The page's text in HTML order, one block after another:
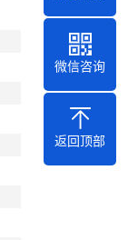
微信咨询
返回顶部